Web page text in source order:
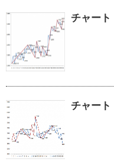
チャート
チャート